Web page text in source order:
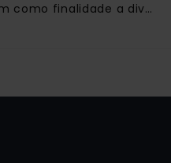
O website flashenergy.pt tem como finalidade a divulgação dos nossos serviços relacionados com eletricidade, manutenções, instalações, entre outros, sendo que todas as informações, como serviços, contactos e outras presentes no website estão sujeitas a alterações sem aviso prévio.